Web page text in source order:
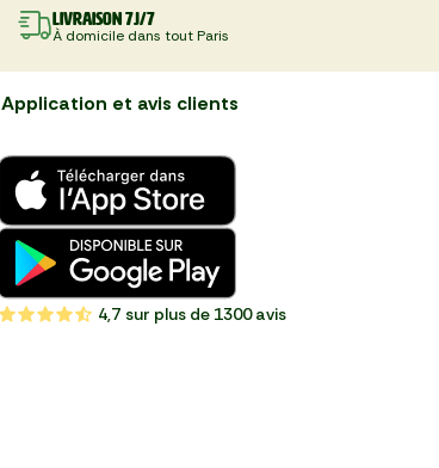
Livraison 7J/7
À domicile dans tout Paris
Application et avis clients
4,7 sur plus de 1300 avis